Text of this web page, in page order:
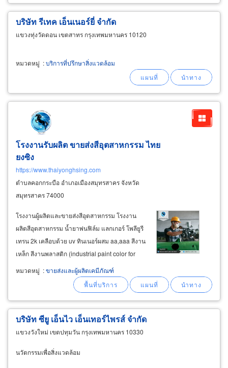
บริษัท รีเทค เอ็นเนอร์ยี่ จำกัด
แขวงทุ่งวัดดอน เขตสาทร กรุงเทพมหานคร 10120
หมวดหมู่ :บริการที่ปรึกษาสิ่งแวดล้อม
โรงงานรับผลิต ขายส่งสีอุตสาหกรรม ไทย
ยงซิง
https://www.thaiyonghsing.com
ตำบลคอกกระบือ อำเภอเมืองสมุทรสาคร จังหวัด
สมุทรสาคร 74000
โรงงานผู้ผลิตและขายส่งสีอุตสาหกรรม โรงงาน
ผลิตสีอุตสาหกรรม น้ำยาพ่นฟิล์ม แลกเกอร์ โพลียูรี
เทรน 2k เคลือบด้วย uv ทินเนอร์ผสม aa,aaa สีงาน
เหล็ก สีงานพลาสติก (industrial paint color for
coating steel and plastic) เรามีผู้ชำนาญการให้
คำปรึกษา แนะนำการใช้สีและเคมีให้เหมาะสมกับ
พื้นผิววัสดุและงานแต่ละประเภท
หมวดหมู่ :ขายส่งและผู้ผลิตเคมีภัณฑ์
บริษัท ซียู เอ็นไว เอ็นเทอร์ไพรส์ จำกัด
แขวงวังใหม่ เขตปทุมวัน กรุงเทพมหานคร 10330
นวัตกรรมเพื่อสิ่งแวดล้อม